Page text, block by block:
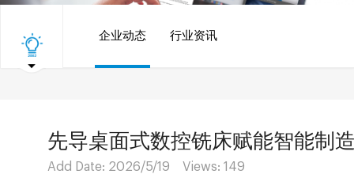
企业动态 行业资讯
先导桌面式数控铣床赋能智能制
Add Date: 2026/5/19 Views: 149